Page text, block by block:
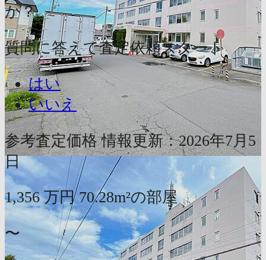
か？
質問に答えて査定依頼スタート
はい
いいえ
参考査定価格 情報更新：2026年7月5
日
1,356 万円 70.28m²の部屋
〜